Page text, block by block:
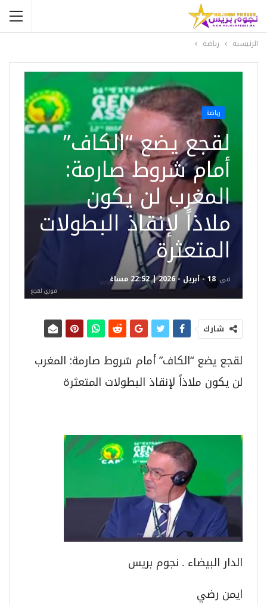
الرئيسية رياضة
رياضة
لقجع يضع “الكاف”
أمام شروط صارمة:
المغرب لن يكون
ملاذاً لإنقاذ البطولات
المتعثرة
في18 - أبريل - 2026 | 22:52 مساءً
فوزي لقجع
شارك
لقجع يضع “الكاف” أمام شروط صارمة: المغرب
لن يكون ملاذاً لإنقاذ البطولات المتعثرة
الدار البيضاء ـ نجوم بريس
ايمن رضي